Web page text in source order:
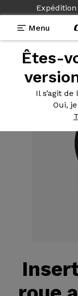
Menu
Êtes-
Il s’agit de
Oui,
Equipements>